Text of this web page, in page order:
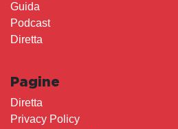
Guida
Podcast
Diretta
Pagine
Diretta
Privacy Policy